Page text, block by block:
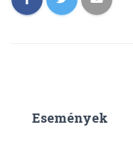
Események